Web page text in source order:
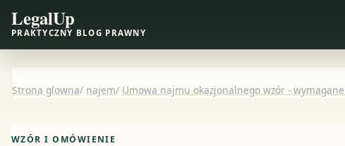
LegalUp
PRAKTYCZNY BLOG PRAWNY
Strona glowna/ najem/ Umowa najmu okazjonalnego wzór -
WZÓR I OMÓWIENIE